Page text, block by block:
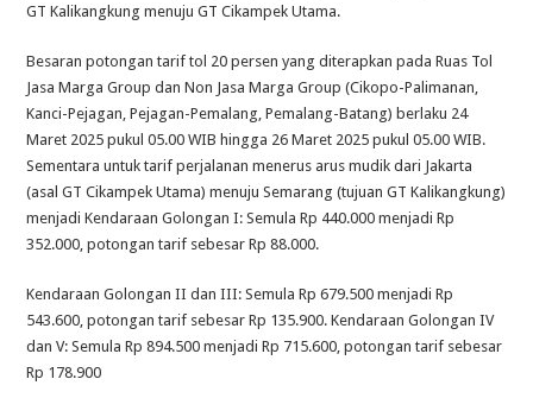
GT Kalikangkung menuju GT Cikampek Utama.
Besaran potongan tarif tol 20 persen yang diterapkan pada Ruas Tol
Jasa Marga Group dan Non Jasa Marga Group (Cikopo-Palimanan,
Kanci-Pejagan, Pejagan-Pemalang, Pemalang-Batang) berlaku 24
Maret 2025 pukul 05.00 WIB hingga 26 Maret 2025 pukul 05.00 WIB.
Sementara untuk tarif perjalanan menerus arus mudik dari Jakarta
(asal GT Cikampek Utama) menuju Semarang (tujuan GT Kalikangkung)
menjadi Kendaraan Golongan I: Semula Rp 440.000 menjadi Rp
352.000, potongan tarif sebesar Rp 88.000.
Kendaraan Golongan II dan III: Semula Rp 679.500 menjadi Rp
543.600, potongan tarif sebesar Rp 135.900. Kendaraan Golongan IV
dan V: Semula Rp 894.500 menjadi Rp 715.600, potongan tarif sebesar
Rp 178.900